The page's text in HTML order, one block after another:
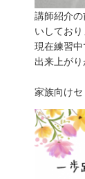
講師紹介
いしており
現在練習
出来上がり
家族向け